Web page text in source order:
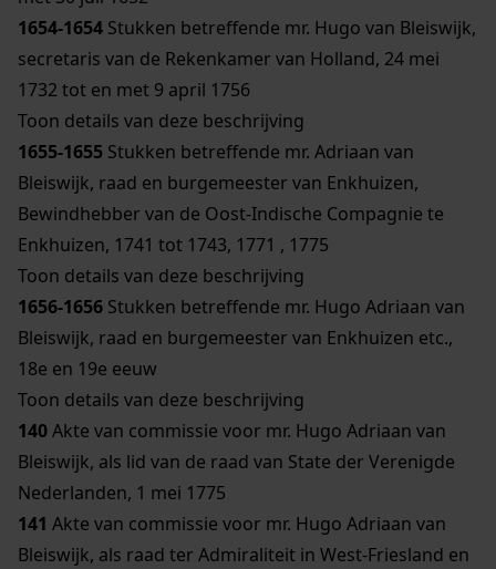
1654-1654 Stukken betreffende mr. Hugo van Bleiswijk,
secretaris van de Rekenkamer van Holland, 24 mei
1732 tot en met 9 april 1756
Toon details van deze beschrijving
1655-1655 Stukken betreffende mr. Adriaan van
Bleiswijk, raad en burgemeester van Enkhuizen,
Bewindhebber van de Oost-Indische Compagnie te
Enkhuizen, 1741 tot 1743, 1771 , 1775
Toon details van deze beschrijving
1656-1656 Stukken betreffende mr. Hugo Adriaan van
Bleiswijk, raad en burgemeester van Enkhuizen etc.,
18e en 19e eeuw
Toon details van deze beschrijving
140Akte van commissie voor mr. Hugo Adriaan van
Bleiswijk, als lid van de raad van State der Verenigde
Nederlanden, 1 mei 1775
141 Akte van commissie voor mr. Hugo Adriaan van
Bleiswijk, als raad ter Admiraliteit in West-Friesland en